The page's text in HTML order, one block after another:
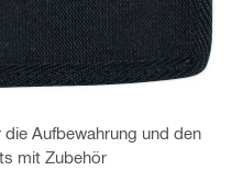
Aufbewahrung und den
mit Zubehör